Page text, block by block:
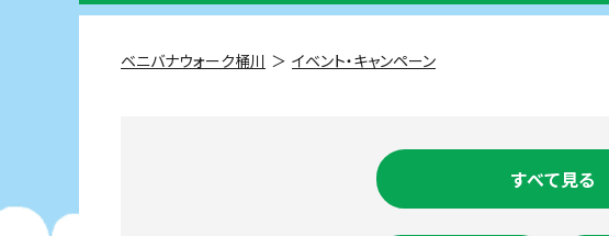
ベニバナウォーク桶川 イベント・キャンペーン
すべて見る